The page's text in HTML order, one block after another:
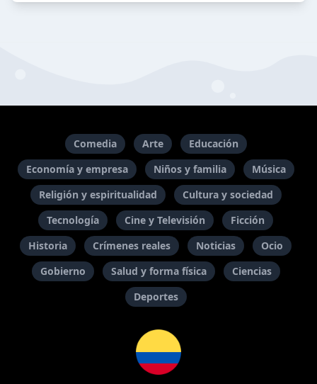
Comedia Arte
Educación
Economía y empresa
Niños y familia
Música
Religión y espiritualidad
Cultura y sociedad
Tecnología
Cine y Televisión
Ficción
Historia
Crímenes reales Noticias
Ocio
Gobierno
Salud y forma física
Ciencias
Deportes